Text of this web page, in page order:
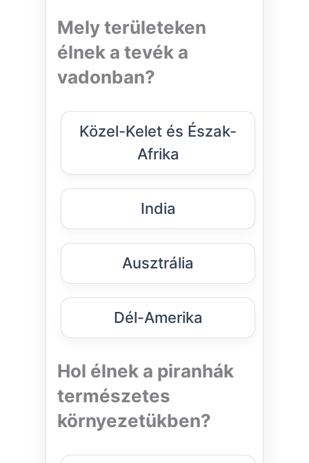
Mely területeken
élnek a tevék a
vadonban?
Közel-Kelet és Észak-
Afrika
India
Ausztrália
Dél-Amerika
Hol élnek a piranhák
természetes
környezetükben?